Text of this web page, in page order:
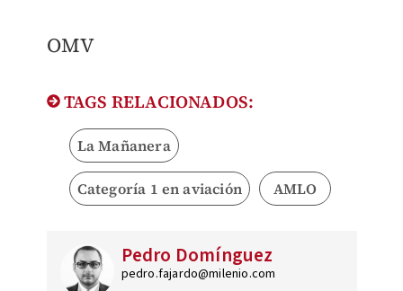
OMV
TAGS RELACIONADOS:
La Mañanera
Categoría 1 en aviación AMLO
Pedro Domínguez
pedro.fajardo@milenio.com